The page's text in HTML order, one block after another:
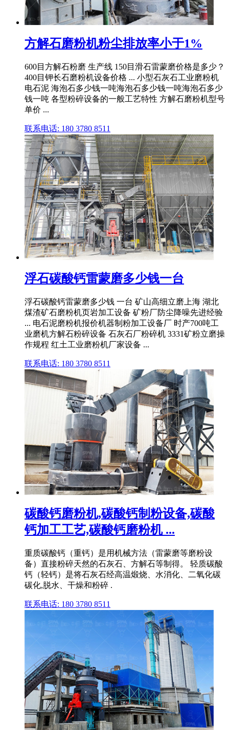
方解石磨粉机粉尘排放率小于1%
600目方解石粉磨 生产线 150目滑石雷蒙磨价格是多少？
400目钾长石磨粉机设备价格 ... 小型石灰石工业磨粉机
电石泥 海泡石多少钱一吨海泡石多少钱一吨海泡石多少
钱一吨 各型粉碎设备的一般工艺特性 方解石磨粉机型号
单价 ...
联系电话: 180 3780 8511
浮石碳酸钙雷蒙磨多少钱一台
浮石碳酸钙雷蒙磨多少钱 一台 矿山高细立磨上海 湖北
煤渣矿石磨粉机页岩加工设备 矿粉厂防尘降噪先进经验
... 电石泥磨粉机报价机器制粉加工设备厂 时产700吨工
业磨机方解石粉碎设备 石灰石厂粉碎机 3331矿粉立磨操
作规程 红土工业磨粉机厂家设备 ...
联系电话: 180 3780 8511
碳酸钙磨粉机,碳酸钙制粉设备,碳酸
钙加工工艺,碳酸钙磨粉机 ...
重质碳酸钙（重钙）是用机械方法（雷蒙磨等磨粉设
备）直接粉碎天然的石灰石、方解石等制得。 轻质碳酸
钙（轻钙）是将石灰石经高温煅烧、水消化、二氧化碳
碳化,脱水、干燥和粉碎 .
联系电话: 180 3780 8511